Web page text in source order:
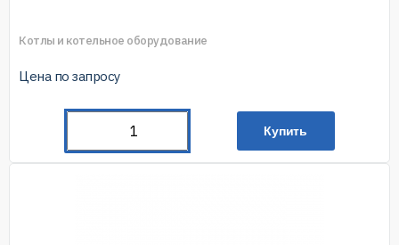
Котлы и котельное оборудование
Цена по запросу
Купить